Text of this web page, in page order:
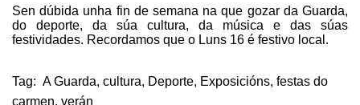
Sen dúbida unha fin de semana na que gozar da Guarda,
do deporte, da súa cultura, da música e das súas
festividades. Recordamos que o Luns 16 é festivo local.
Tag: A Guarda, cultura, Deporte, Exposicións, festas do
carmen, verán